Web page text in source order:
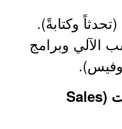
(تحدثاً وكتابةً).
الآلي وبرامج
2- مدير حساب المبيعات (Sales